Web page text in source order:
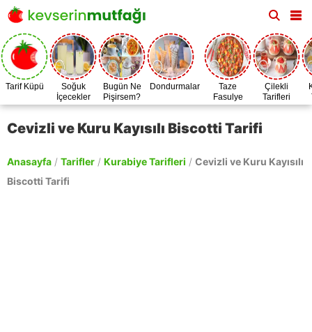
Tarif Küpü
Soğuk
İçecekler
Bugün Ne
Pişirsem?
Dondurmalar
Taze
Fasulye
Zamanı
Çilekli
Tarifleri
Cevizli ve Kuru Kayısılı Biscotti Tarifi
Anasayfa / Tarifler / Kurabiye Tarifleri / Cevizli ve Kuru Kayısılı
Biscotti Tarifi